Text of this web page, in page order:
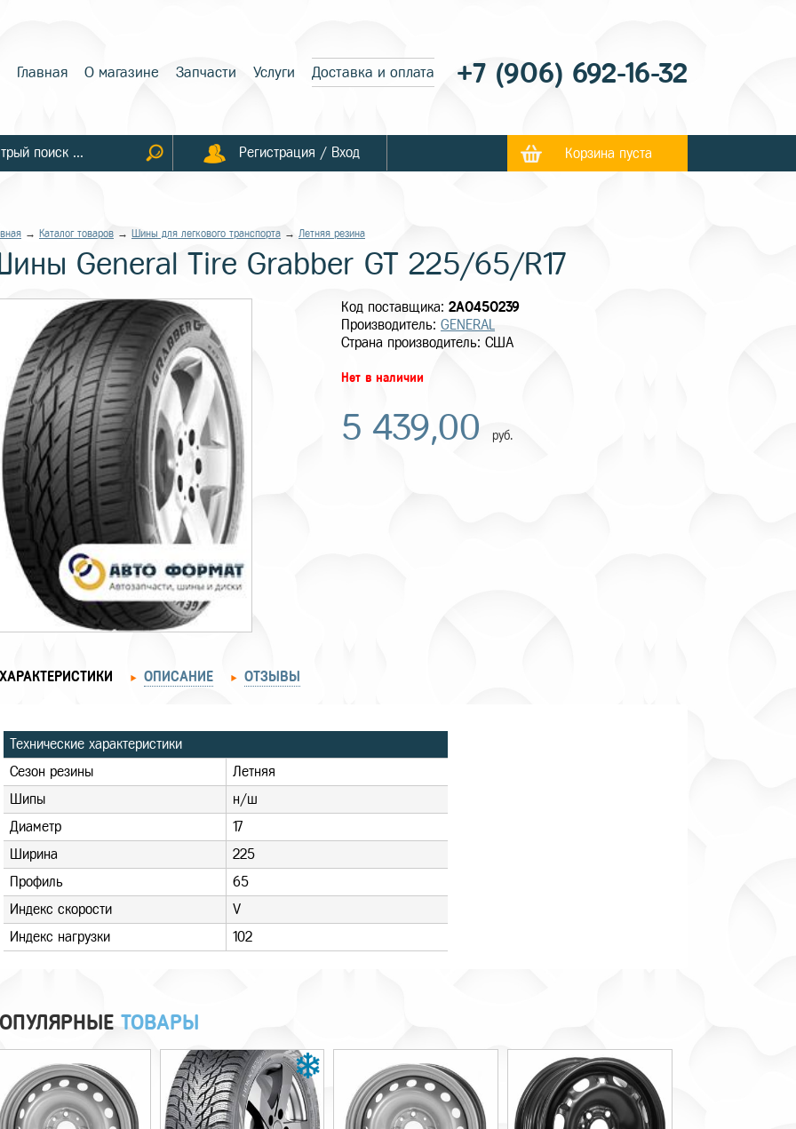
Главная О магазине Запчасти Услуги Доставка и оплата +7 (906) 692-16-32
Регистрация / Вход Корзина пуста
→ Каталог товаров → Шины для легкового транспорта → Летняя резина
General Tire Grabber GT 225/65/R17
Код поставщика: 2A0450239
Производитель: GENERAL
Страна производитель: США
Нет в наличии
5 439,00 руб.
ХАРАКТЕРИСТИКИ ОПИСАНИЕ ОТЗЫВЫ
Технические характеристики
Сезон резины
Летняя
Шипы
н/ш
Диаметр
17
Ширина
225
Профиль
65
Индекс скорости
V
Индекс нагрузки
102
ТОВАРЫ